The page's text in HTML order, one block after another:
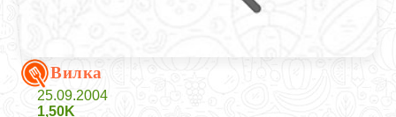
Вилка
25.09.2004
1,50K